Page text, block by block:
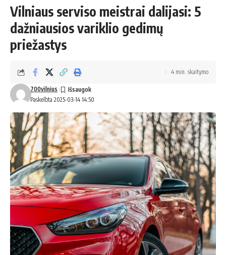
Vilniaus serviso meistrai dalijasi: 5
dažniausios variklio gedimų
priežastys
Paskelbta 2025-03-14 14:50
700vilnius
4 min. skaitymo